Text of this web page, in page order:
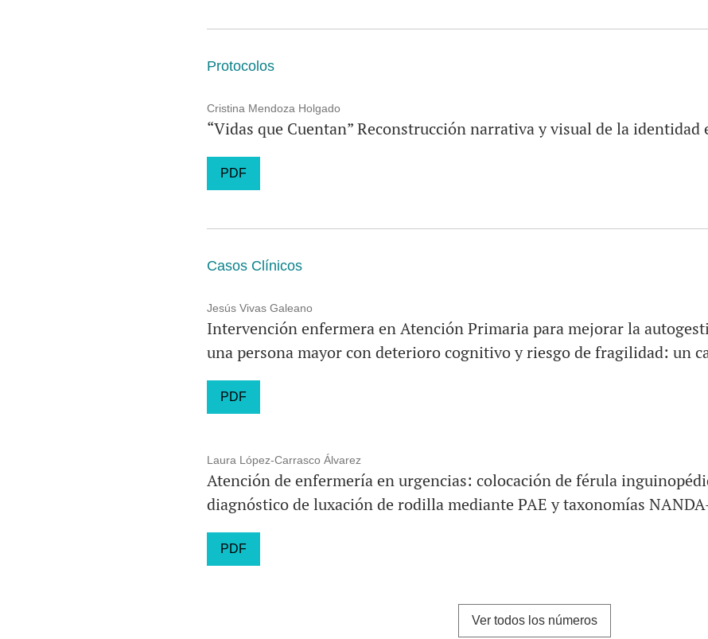
Protocolos
Cristina Mendoza Holgado
“Vidas que Cuentan” Reconstrucción narrativa y visual de la identidad
PDF
Casos Clínicos
Jesús Vivas Galeano
Intervención enfermera en Atención Primaria para mejorar la
una persona mayor con deterioro cognitivo y riesgo de fragilidad: un
PDF
Laura López-Carrasco Álvarez
Atención de enfermería en urgencias: colocación de férula
diagnóstico de luxación de rodilla mediante PAE y taxonomías
PDF
Ver todos los números